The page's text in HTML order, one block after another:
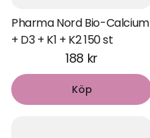
Pharma Nord Bio-Calcium
+ D3 + K1 + K2 150 st
188 kr
Köp